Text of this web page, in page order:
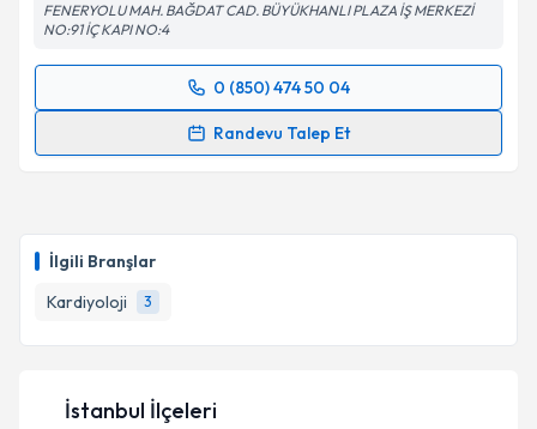
İlgili Branşlar
Kardiyoloji
3
FENERYOLU MAH. BAĞDAT CAD. BÜYÜKHANLI PLAZA İŞ MERKEZİ
NO:91 İÇ KAPI NO:4
0 (850) 474 50 04
Randevu Talep Et
Randevu Takvimi Talebi
bilgilendireceğiz.
E-posta Adresiniz
Kişisel verilerimin işlenmesine ilişkin
İstanbul İlçeleri